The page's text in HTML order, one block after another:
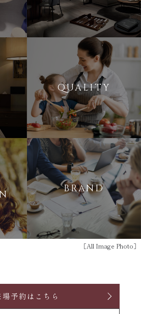
QUALITY
BRAND
［All Image Photo］
場予約はこちら